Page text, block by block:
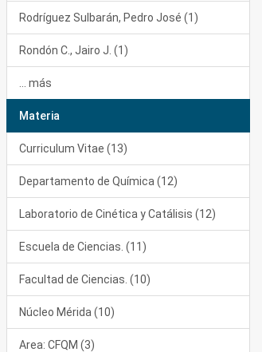
Rodríguez Sulbarán, Pedro José (1)
Rondón C., Jairo J. (1)
... más
Materia
Curriculum Vitae (13)
Departamento de Química (12)
Laboratorio de Cinética y Catálisis (12)
Escuela de Ciencias. (11)
Facultad de Ciencias. (10)
Núcleo Mérida (10)
Area: CFQM (3)